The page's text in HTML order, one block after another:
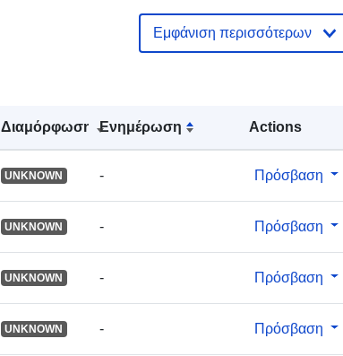
Διαμόρφωση Ενημέρωση Actions
UNKNOWN - Πρόσβαση
UNKNOWN - Πρόσβαση
UNKNOWN - Πρόσβαση
UNKNOWN - Πρόσβαση
9550-
van
Εκδότης: Zenodo
Αρχείο
July
30 July
Εμφάνιση περισσότερων